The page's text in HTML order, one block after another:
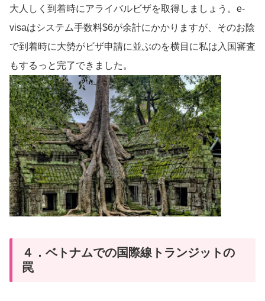
大人しく到着時にアライバルビザを取得しましょう。e-
visaはシステム手数料$6が余計にかかりますが、そのお陰
で到着時に大勢がビザ申請に並ぶのを横目に私は入国審査
もするっと完了できました。
４．ベトナムでの国際線トランジットの
罠